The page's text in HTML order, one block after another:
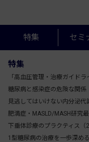
特集 セミ
特集
「高血圧管理・治療ガイド
糖尿病と感染症の危険な関係
見逃してはいけない内分泌代
肥満症・MASLD/MASH研究
下垂体診療のプラクティス（
1型糖尿病の治療を一歩深め